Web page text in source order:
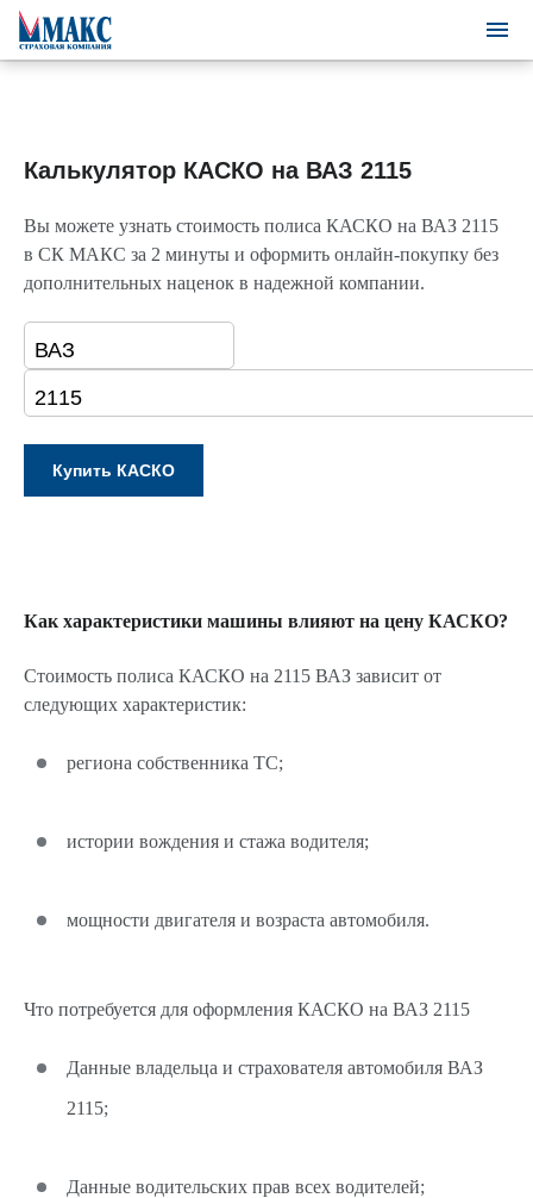
Калькулятор КАСКО на ВАЗ 2115
Вы можете узнать стоимость полиса КАСКО на ВАЗ 2115
в СК МАКС за 2 минуты и оформить онлайн-покупку без
дополнительных наценок в надежной компании.
Как характеристики машины влияют на цену КАСКО?
Стоимость полиса КАСКО на 2115 ВАЗ зависит от
следующих характеристик:
региона собственника ТС;
истории вождения и стажа водителя;
мощности двигателя и возраста автомобиля.
Что потребуется для оформления КАСКО на ВАЗ 2115
Данные владельца и страхователя автомобиля ВАЗ
2115;
Данные водительских прав всех водителей;